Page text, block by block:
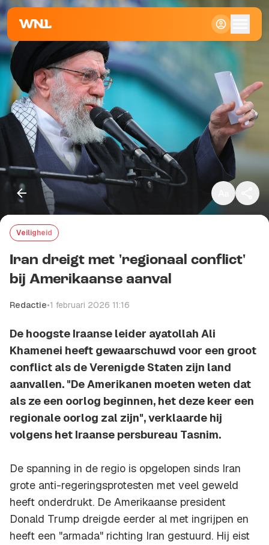
Klein
Standaard
Groot
Veiligheid
Iran dreigt met 'regionaal conflict'
bij Amerikaanse aanval
Redactie•1 februari 2026 11:16
De hoogste Iraanse leider ayatollah Ali
Khamenei heeft gewaarschuwd voor een groot
conflict als de Verenigde Staten zijn land
aanvallen. "De Amerikanen moeten weten dat
als ze een oorlog beginnen, het deze keer een
regionale oorlog zal zijn", verklaarde hij
volgens het Iraanse persbureau Tasnim.
De spanning in de regio is opgelopen sinds Iran
grote anti-regeringsprotesten met veel geweld
heeft onderdrukt. De Amerikaanse president
Donald Trump dreigde eerder al met ingrijpen en
heeft een "armada" richting Iran gestuurd. Hij eist